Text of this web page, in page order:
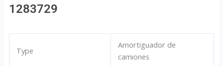
1283729
Type
Amortiguador de
camiones